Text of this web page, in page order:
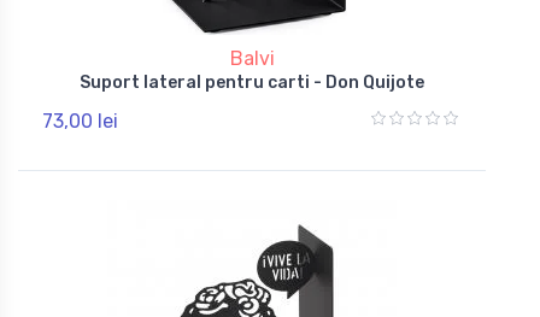
Balvi
Suport lateral pentru carti - Don Quijote
73,00 lei